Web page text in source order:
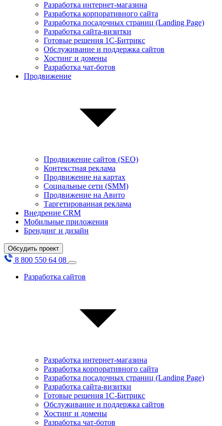
Разработка интернет-магазина
Разработка корпоративного сайта
Разработка посадочных страниц (Landing Page)
Разработка сайта-визитки
Готовые решения 1С-Битрикс
Обслуживание и поддержка сайтов
Хостинг и домены
Разработка чат-ботов
Продвижение
Продвижение сайтов (SEO)
Контекстная реклама
Продвижение на картах
Социальные сети (SMM)
Продвижение на Авито
Таргетированная реклама
Внедрение CRM
Мобильные приложения
Брендинг и дизайн
Обсудить проект
8 800 550 64 08
Разработка сайтов
Разработка интернет-магазина
Разработка корпоративного сайта
Разработка посадочных страниц (Landing Page)
Разработка сайта-визитки
Готовые решения 1С-Битрикс
Обслуживание и поддержка сайтов
Хостинг и домены
Разработка чат-ботов